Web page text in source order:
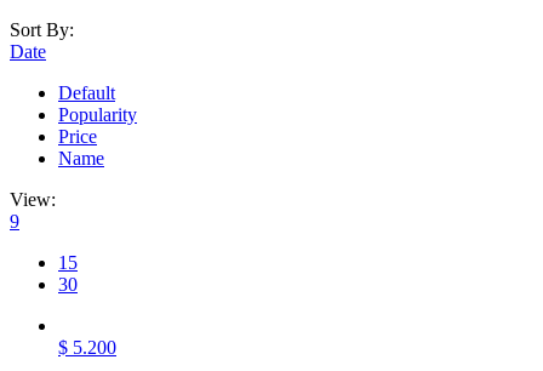
Sort By:
Date
Default
Popularity
Price
Name
View:
9
15
30
$ 5.200